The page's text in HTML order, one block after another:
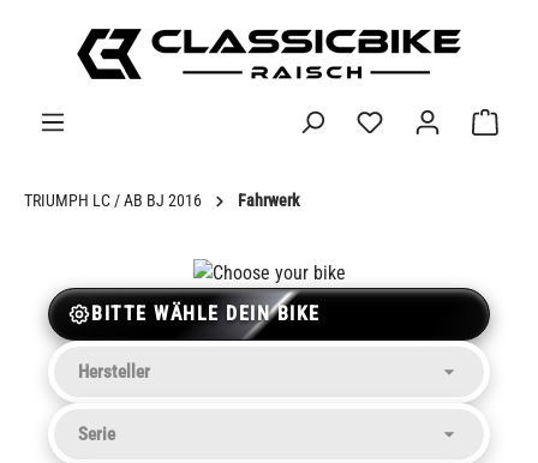
springen
TRIUMPH LC / AB BJ 2016 Fahrwerk
BITTE WÄHLE DEIN BIKE